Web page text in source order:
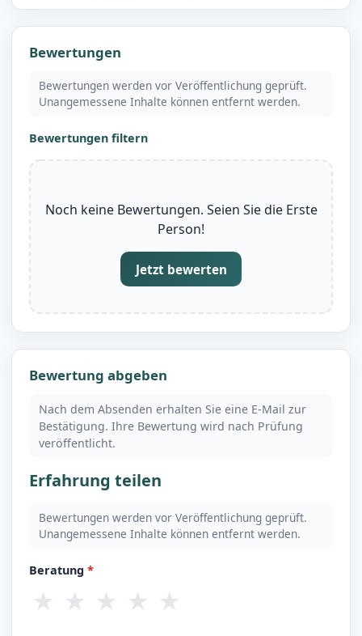
Bewertungen
Bewertungen werden vor Veröffentlichung geprüft.
Unangemessene Inhalte können entfernt werden.
Bewertungen filtern
Noch keine Bewertungen. Seien Sie die Erste
Person!
Jetzt bewerten
Bewertung abgeben
Nach dem Absenden erhalten Sie eine E-Mail zur
Bestätigung. Ihre Bewertung wird nach Prüfung
veröffentlicht.
Erfahrung teilen
Bewertungen werden vor Veröffentlichung geprüft.
Unangemessene Inhalte können entfernt werden.
Beratung*
★ ★ ★ ★ ★